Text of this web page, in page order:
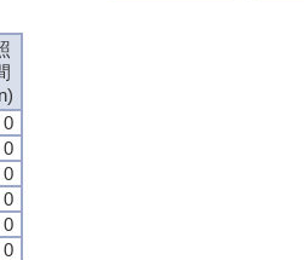
0
0
0
0
0
0
0
0
0
0
0
0
0
0
0
0
0
0
0
0
0
0
0
0